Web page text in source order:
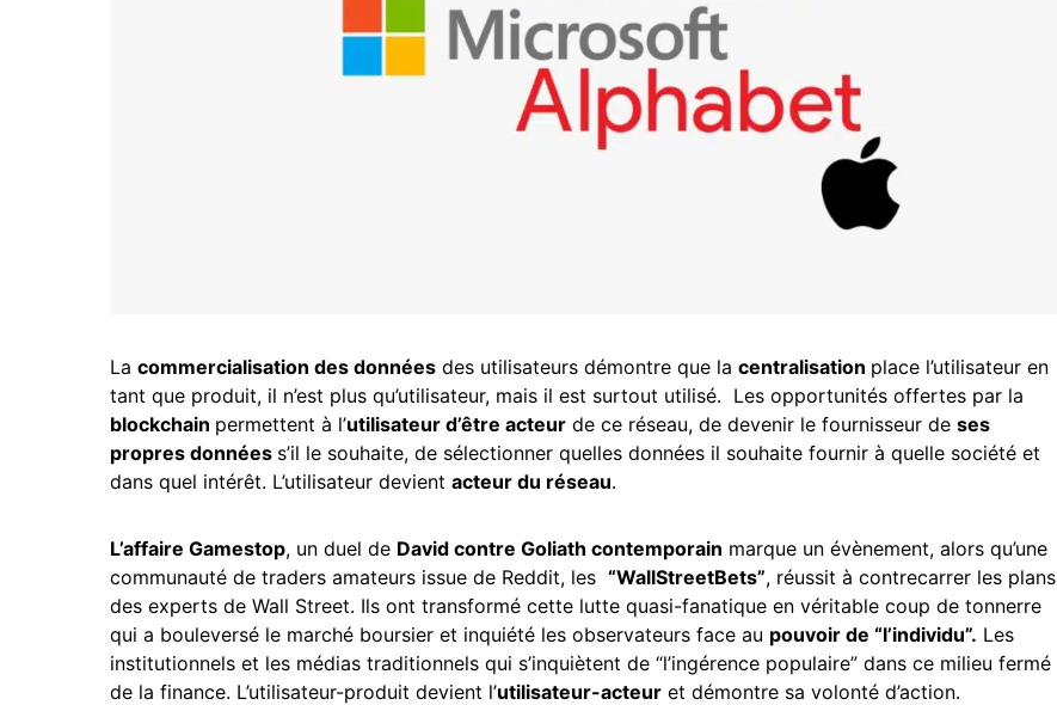
La commercialisation des données des utilisateurs démontre que la centralisation place l’utilisateur en
tant que produit, il n’est plus qu’utilisateur, mais il est surtout utilisé. Les opportunités offertes par la
blockchain permettent à l’utilisateur d’être acteur de ce réseau, de devenir le fournisseur de ses
propres données s’il le souhaite, de sélectionner quelles données il souhaite fournir à quelle société et
dans quel intérêt. L’utilisateur devient acteur du réseau.
L’affaire Gamestop, un duel de David contre Goliath contemporain marque un évènement, alors qu’une
communauté de traders amateurs issue de Reddit, les “WallStreetBets”, réussit à contrecarrer les plans
des experts de Wall Street. Ils ont transformé cette lutte quasi-fanatique en véritable coup de tonnerre
qui a bouleversé le marché boursier et inquiété les observateurs face au pouvoir de “l’individu”. Les
institutionnels et les médias traditionnels qui s’inquiètent de “l’ingérence populaire” dans ce milieu fermé
de la finance. L’utilisateur-produit devient l’utilisateur-acteur et démontre sa volonté d’action.